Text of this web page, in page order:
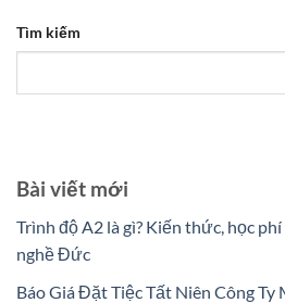
Tìm kiếm
Bài viết mới
Trình độ A2 là gì? Kiến thức, học
nghề Đức
Báo Giá Đặt Tiệc Tất Niên Công